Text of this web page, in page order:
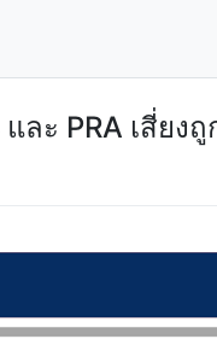
ละ PRA เสี่ย